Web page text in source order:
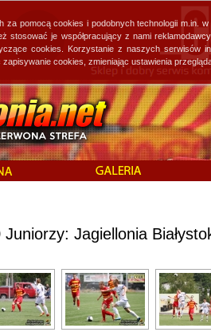
Jagiellonia
za pomocą cookies i podobnych technologii
stosować je współpracujący z nami
cookies. Korzystanie z naszych
cookies, zmieniając ustawienia